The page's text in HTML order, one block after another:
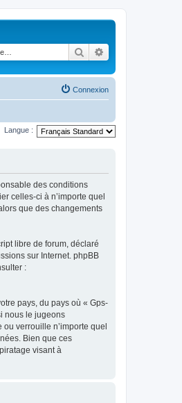
Rechercher
Connexion
Langue :
des conditions
celles-ci à n’importe quel
que des changements
libre de forum, déclaré
sur Internet. phpBB
:
pays, du pays où « Gps-
nous le jugeons
verrouille n’importe quel
Bien que ces
visant à